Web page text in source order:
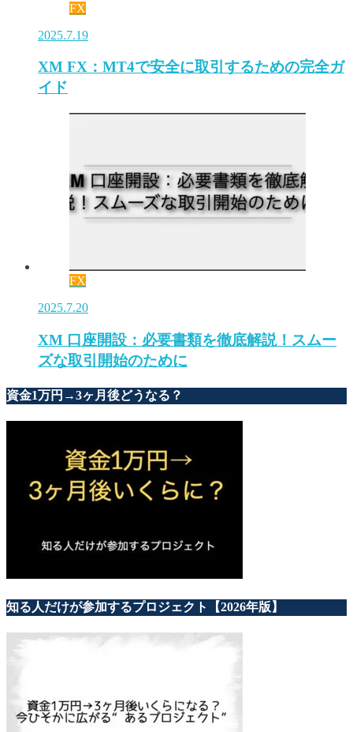
FX
2025.7.19
XM FX：MT4で安全に取引するための完全ガ
イド
FX
2025.7.20
XM 口座開設：必要書類を徹底解説！スムー
ズな取引開始のために
資金1万円→3ヶ月後どうなる？
知る人だけが参加するプロジェクト【2026年版】